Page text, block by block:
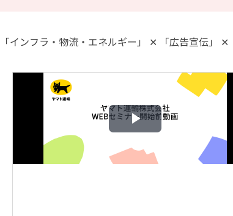
「インフラ・物流・エネルギー」 ✕ 「広告宣伝」